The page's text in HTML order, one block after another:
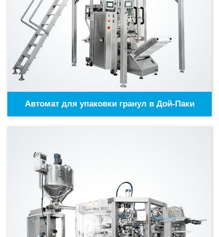
Автомат для упаковки гранул в Дой-Паки